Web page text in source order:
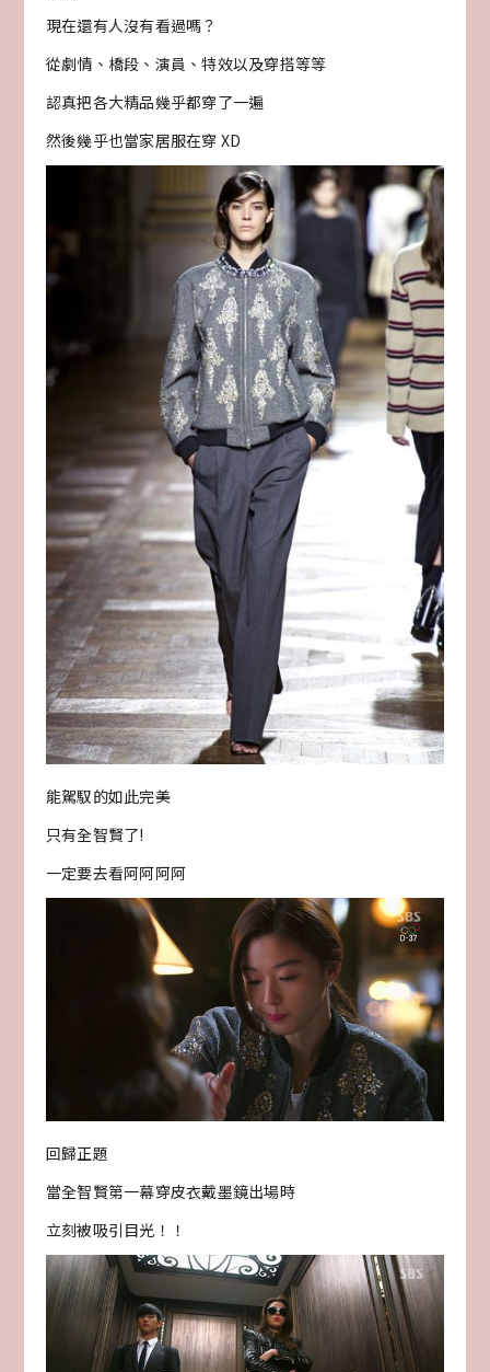
現在還有人沒有看過嗎？
從劇情、橋段、演員、特效以及穿搭等等
認真把各大精品幾乎都穿了一遍
然後幾乎也當家居服在穿 XD
能駕馭的如此完美
只有全智賢了!
一定要去看阿阿阿阿
回歸正題
當全智賢第一幕穿皮衣戴墨鏡出場時
立刻被吸引目光！！